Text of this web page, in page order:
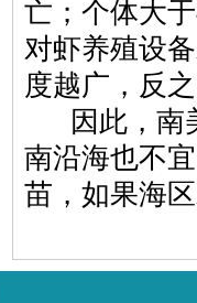
亡；个体大
对虾养殖设
度越广，反
因此，南
南沿海也不
苗，如果海